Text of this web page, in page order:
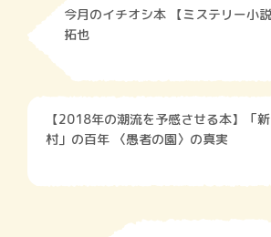
今月のイチオシ本 【ミステリー小
拓也
【2018年の潮流を予感させる本】「
村」の百年 〈愚者の園〉の真実